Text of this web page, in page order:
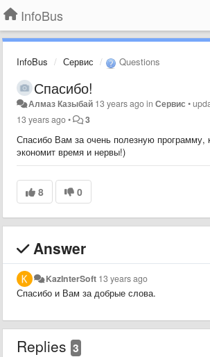
InfoBus
InfoBus Сервис Questions
Спасибо!
Алмаз Казыбай 13 years agoinСервис •
13 years ago• 3
Спасибо Вам за очень полезную программу,
экономит время и нервы!)
8 0
Answer
KazInterSoft 13 years ago
Спасибо и Вам за добрые слова.
Replies 3